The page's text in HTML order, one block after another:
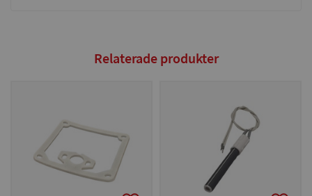
Relaterade produkter